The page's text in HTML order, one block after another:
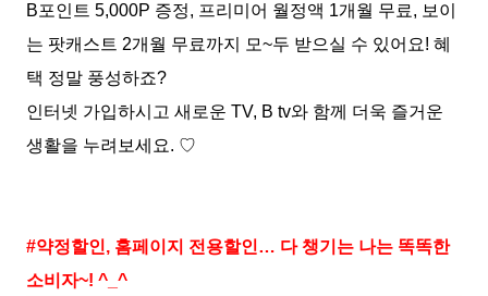
B포인트 5,000P 증정, 프리미어 월정액 1개월 무료, 보이
는 팟캐스트 2개월 무료까지 모~두 받으실 수 있어요! 혜
택 정말 풍성하죠?
인터넷 가입하시고 새로운 TV, B tv와 함께 더욱 즐거운
생활을 누려보세요. ♡
#약정할인, 홈페이지 전용할인… 다 챙기는 나는 똑똑한
소비자~! ^_^